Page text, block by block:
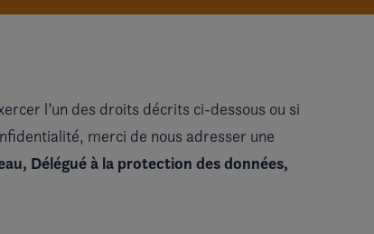
l’un des droits décrits ci-dessous ou si
merci de nous adresser une
Délégué à la protection des données,